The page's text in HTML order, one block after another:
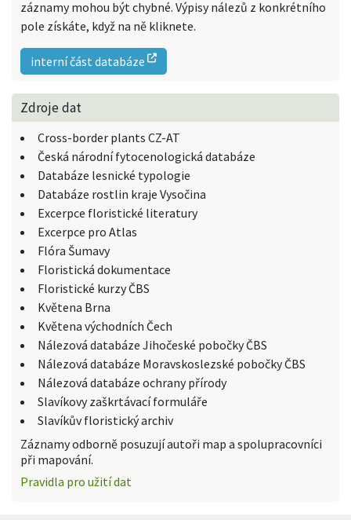
záznamy mohou být chybné. Výpisy nálezů z konkrétního
pole získáte, když na ně kliknete.
interní část databáze
Zdroje dat
Cross-border plants CZ-AT
Česká národní fytocenologická databáze
Databáze lesnické typologie
Databáze rostlin kraje Vysočina
Excerpce floristické literatury
Excerpce pro Atlas
Flóra Šumavy
Floristická dokumentace
Floristické kurzy ČBS
Květena Brna
Květena východních Čech
Nálezová databáze Jihočeské pobočky ČBS
Nálezová databáze Moravskoslezské pobočky ČBS
Nálezová databáze ochrany přírody
Slavíkovy zaškrtávací formuláře
Slavíkův floristický archiv
Záznamy odborně posuzují autoři map a spolupracovníci
při mapování.
Pravidla pro užití dat